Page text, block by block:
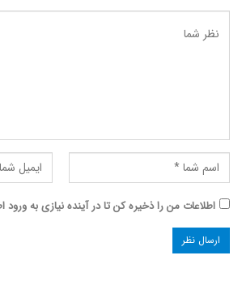
اطلاعات من را ذخیره کن تا در آینده نیازی به ورود